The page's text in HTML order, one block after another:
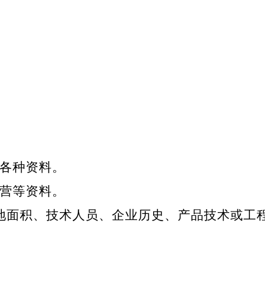
种资料。
等资料。
积、技术人员、企业历史、产品技术或工